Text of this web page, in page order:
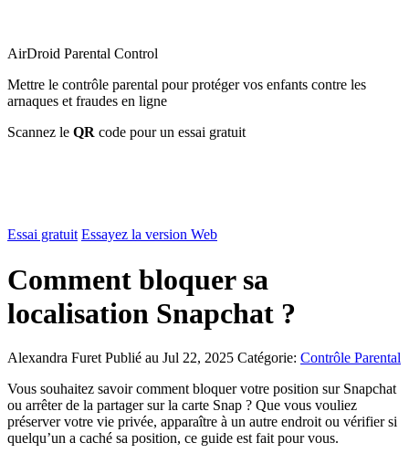
AirDroid Parental Control
Mettre le contrôle parental pour protéger vos enfants contre les
arnaques et fraudes en ligne
Scannez le QR code pour un essai gratuit
Essai gratuit Essayez la version Web
Comment bloquer sa
localisation Snapchat ?
Alexandra Furet Publié au Jul 22, 2025 Catégorie: Contrôle Parental
Vous souhaitez savoir comment bloquer votre position sur Snapchat
ou arrêter de la partager sur la carte Snap ? Que vous vouliez
préserver votre vie privée, apparaître à un autre endroit ou vérifier si
quelqu’un a caché sa position, ce guide est fait pour vous.